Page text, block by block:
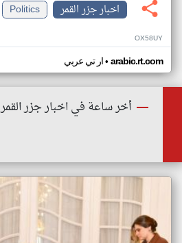
اخبار جزر القمر
Politics
OX58UY
ار تي عربي• arabic.rt.com
أخر ساعة في اخبار جزر القمر